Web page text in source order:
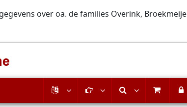
over oa. de families Overink,